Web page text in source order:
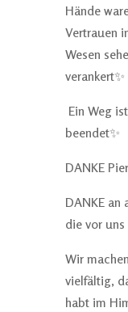
Hände
Vertrauen
Wesen
verankert✨
Ein Weg
beendet✨
DANKE
DANKE an
die vor uns
Wir
vielfältig,
habt im